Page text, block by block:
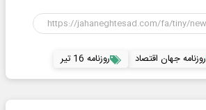
روزنامه جهان اقتصاد روزنامه 16 تیر